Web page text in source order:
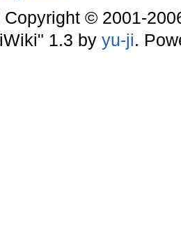
Copyright © 2001-
1.3 by yu-ji.